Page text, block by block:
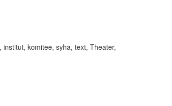
,institut,komitee,syha,text,Theater,